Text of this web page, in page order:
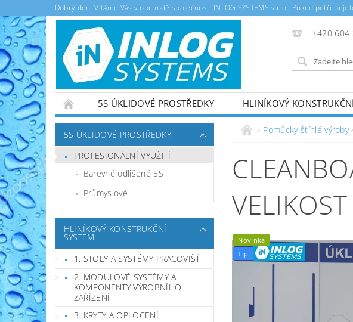
Dobrý den. Vítáme Vás v obchodě společnosti INLOG SYSTEMS s.r.o., Pokud
+420 604
5S ÚKLIDOVÉ PROSTŘEDKY HLINÍKOVÝ
OBCHODNÍ PODMÍNKY
5S ÚKLIDOVÉ PROSTŘEDKY
PROFESIONÁLNÍ VYUŽITÍ
Barevně odlišené 5S
Průmyslové
HLINÍKOVÝ KONSTRUKČNÍ
SYSTÉM
1. STOLY A SYSTÉMY PRACOVIŠŤ
2. MODULOVÉ SYSTÉMY A
KOMPONENTY VÝROBNÍHO
ZAŘÍZENÍ
3. KRYTY A OPLOCENÍ
Pomůcky štíhlé výroby
Novinka
Tip